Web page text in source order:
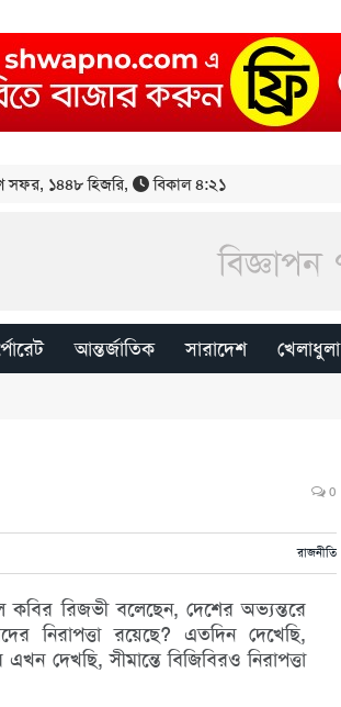
সফর, ১৪৪৮ হিজরি, বিকাল ৪:২১
আন্তর্জাতিক সারাদেশ খেলাধুলা
0
রাজনীতি
কবির রিজভী বলেছেন, দেশের অভ্যন্তরে
নিরাপত্তা রয়েছে? এতদিন দেখেছি,
দেখছি, সীমান্তে বিজিবিরও নিরাপত্তা